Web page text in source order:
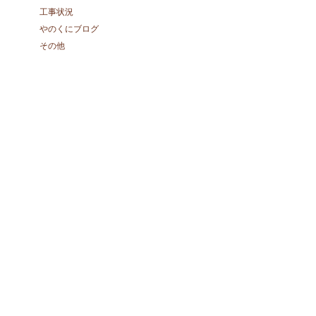
工事状況
やのくにブログ
その他